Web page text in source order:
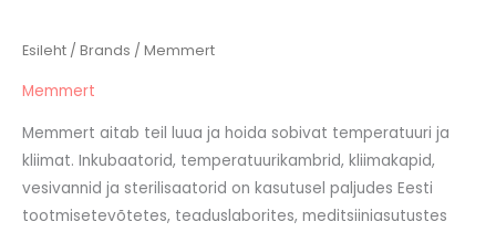
Esileht / Brands / Memmert
Memmert
Memmert aitab teil luua ja hoida sobivat temperatuuri ja
kliimat. Inkubaatorid, temperatuurikambrid, kliimakapid,
vesivannid ja sterilisaatorid on kasutusel paljudes Eesti
tootmisetevõtetes, teaduslaborites, meditsiiniasutustes